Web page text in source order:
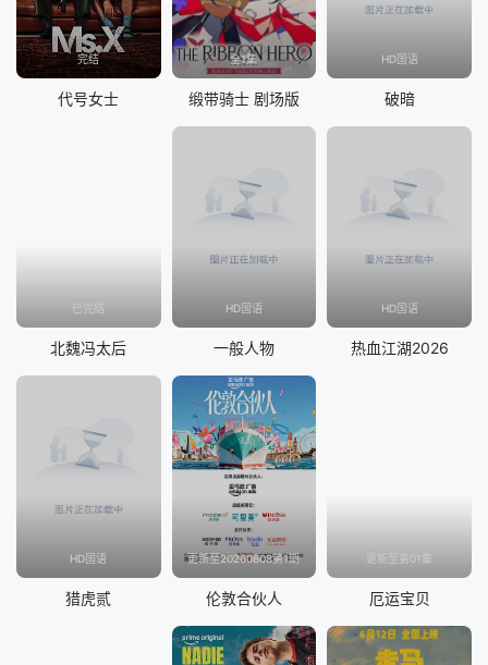
完结
代号女士
全1集
缎带骑士 剧场版
HD国语
破暗
已完结
北魏冯太后
HD国语
一般人物
HD国语
热血江湖2026
HD国语
猎虎贰
更新至20260808第1期
伦敦合伙人
更新至第01集
厄运宝贝